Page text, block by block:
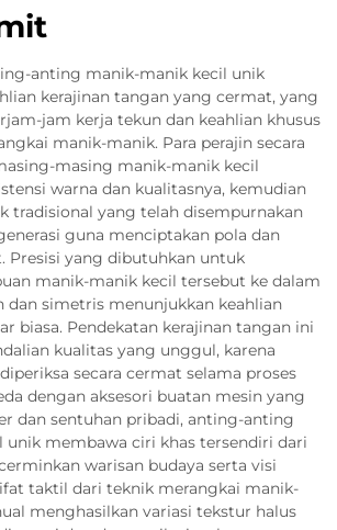
anting manik-manik kecil unik
kerajinan tangan yang cermat, yang
jam kerja tekun dan keahlian khusus
manik-manik. Para perajin secara
masing manik-manik kecil
warna dan kualitasnya, kemudian
tradisional yang telah disempurnakan
guna menciptakan pola dan
Presisi yang dibutuhkan untuk
manik-manik kecil tersebut ke dalam
dan simetris menunjukkan keahlian
biasa. Pendekatan kerajinan tangan ini
kualitas yang unggul, karena
secara cermat selama proses
dengan aksesori buatan mesin yang
dan sentuhan pribadi, anting-anting
unik membawa ciri khas tersendiri dari
warisan budaya serta visi
taktil dari teknik merangkai manik-
menghasilkan variasi tekstur halus